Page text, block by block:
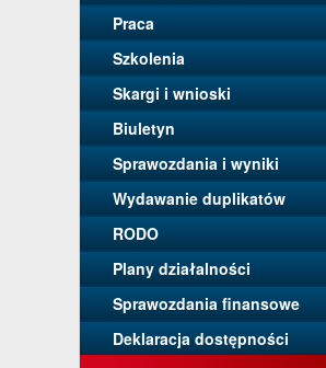
Praca
Szkolenia
Skargi i wnioski
Biuletyn
Sprawozdania i wyniki
Wydawanie duplikatów
RODO
Plany działalności
Sprawozdania finansowe
Deklaracja dostępności